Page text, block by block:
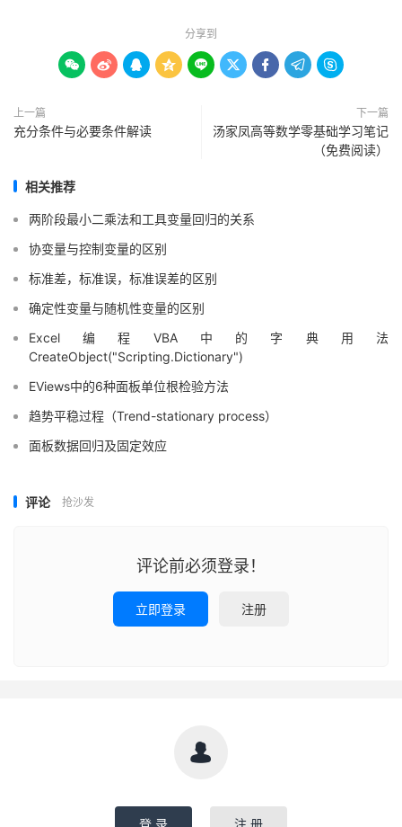
分享到
        
上一篇
充分条件与必要条件解读
下一篇
汤家凤高等数学零基础学习笔记
（免费阅读）
相关推荐
两阶段最小二乘法和工具变量回归的关系
协变量与控制变量的区别
标准差，标准误，标准误差的区别
确定性变量与随机性变量的区别
Excel编程VBA中的字典用法
CreateObject("Scripting.Dictionary")
EViews中的6种面板单位根检验方法
趋势平稳过程（Trend-stationary process）
面板数据回归及固定效应
评论 抢沙发
评论前必须登录！
立即登录 注册

登 录 注 册